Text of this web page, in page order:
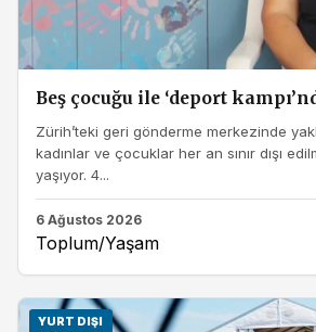
Beş çocuğu ile ‘deport
Zürih’teki geri gönderme merkezinde
kadınlar ve çocuklar her an sınır dışı
yaşıyor. 4...
6 Ağustos 2026
Toplum/Yaşam
YURT DIŞI